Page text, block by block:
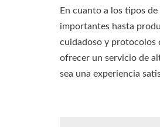
En cuanto a los tipos
importantes hasta
cuidadoso y protocolos
ofrecer un servicio de
sea una experiencia